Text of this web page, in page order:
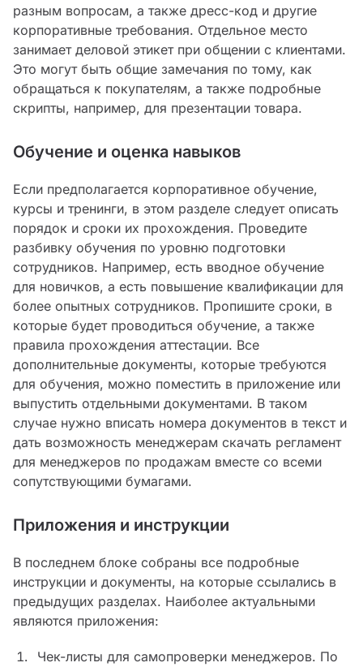
разным вопросам, а также дресс-код и другие
корпоративные требования. Отдельное место
занимает деловой этикет при общении с клиентами.
Это могут быть общие замечания по тому, как
обращаться к покупателям, а также подробные
скрипты, например, для презентации товара.
Обучение и оценка навыков
Если предполагается корпоративное обучение,
курсы и тренинги, в этом разделе следует описать
порядок и сроки их прохождения. Проведите
разбивку обучения по уровню подготовки
сотрудников. Например, есть вводное обучение
для новичков, а есть повышение квалификации для
более опытных сотрудников. Пропишите сроки, в
которые будет проводиться обучение, а также
правила прохождения аттестации. Все
дополнительные документы, которые требуются
для обучения, можно поместить в приложение или
выпустить отдельными документами. В таком
случае нужно вписать номера документов в текст и
дать возможность менеджерам скачать регламент
для менеджеров по продажам вместе со всеми
сопутствующими бумагами.
Приложения и инструкции
В последнем блоке собраны все подробные
инструкции и документы, на которые ссылались в
предыдущих разделах. Наиболее актуальными
являются приложения:
Чек-листы для самопроверки менеджеров. По